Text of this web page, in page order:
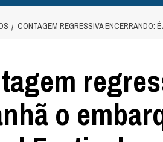
CONTAGEM REGRESSIVA ENCERRANDO:
o